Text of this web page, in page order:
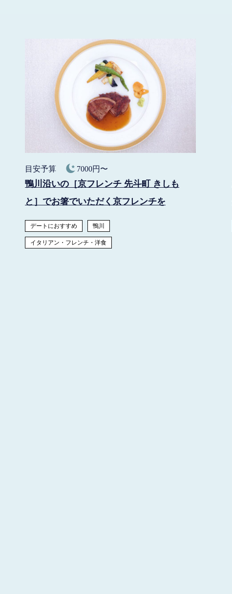
目安予算 7000円〜
鴨川沿いの［京フレンチ 先斗町 きしも
と］でお箸でいただく京フレンチを
デートにおすすめ 鴨川
イタリアン・フレンチ・洋食